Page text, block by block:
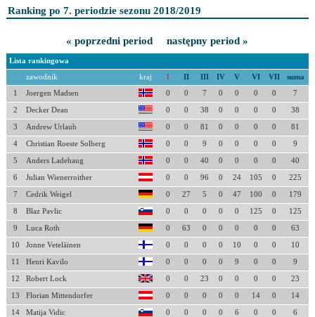
Ranking po 7. periodzie sezonu 2018/2019
« poprzedni period następny period »
Lista rankingowa
zawodnik kraj I II III IV V VI VII suma
1 Joergen Madsen 0 0 7 0 0 0 0 7
2 Decker Dean 0 0 38 0 0 0 0 38
3 Andrew Urlaub 0 0 81 0 0 0 0 81
4 Christian Roeste Solberg 0 0 9 0 0 0 0 9
5 Anders Ladehaug 0 0 40 0 0 0 0 40
6 Julian Wienerroither 0 0 96 0 24 105 0 225
7 Cedrik Weigel 0 27 5 0 47 100 0 179
8 Blaz Pavlic 0 0 0 0 0 125 0 125
9 Luca Roth 0 63 0 0 0 0 0 63
10 Jonne Veteläinen 0 0 0 0 10 0 0 10
11 Henri Kavilo 0 0 0 0 9 0 0 9
12 Robert Lock 0 0 23 0 0 0 0 23
13 Florian Mittendorfer 0 0 0 0 0 14 0 14
14 Matija Vidic 0 0 0 0 6 0 0 6